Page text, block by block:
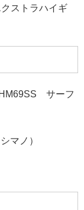
ストラハイギ
サーフ
マノ）